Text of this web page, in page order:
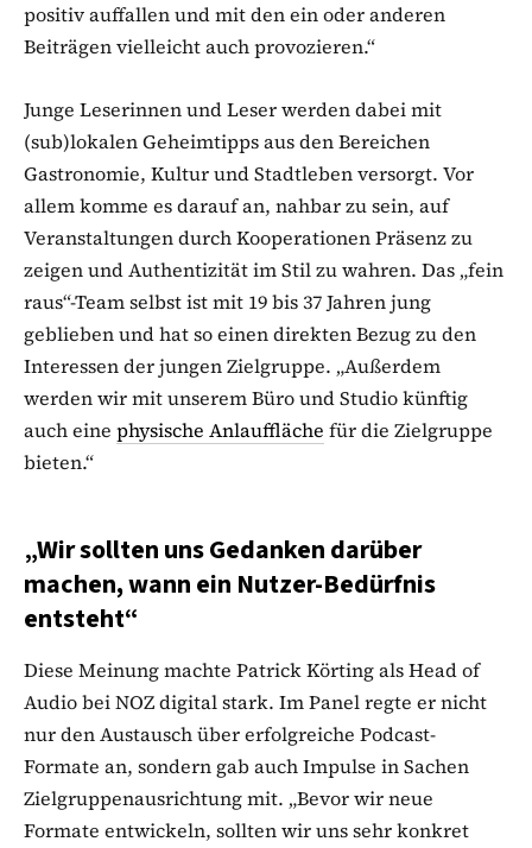
positiv auffallen und mit den ein oder anderen
Beiträgen vielleicht auch provozieren.“
Junge Leserinnen und Leser werden dabei mit
(sub)lokalen Geheimtipps aus den Bereichen
Gastronomie, Kultur und Stadtleben versorgt. Vor
allem komme es darauf an, nahbar zu sein, auf
Veranstaltungen durch Kooperationen Präsenz zu
zeigen und Authentizität im Stil zu wahren. Das „fein
raus“-Team selbst ist mit 19 bis 37 Jahren jung
geblieben und hat so einen direkten Bezug zu den
Interessen der jungen Zielgruppe. „Außerdem
werden wir mit unserem Büro und Studio künftig
auch eine physische Anlauffläche für die Zielgruppe
bieten.“
„Wir sollten uns Gedanken darüber
machen, wann ein Nutzer-Bedürfnis
entsteht“
Diese Meinung machte Patrick Körting als Head of
Audio bei NOZ digital stark. Im Panel regte er nicht
nur den Austausch über erfolgreiche Podcast-
Formate an, sondern gab auch Impulse in Sachen
Zielgruppenausrichtung mit. „Bevor wir neue
Formate entwickeln, sollten wir uns sehr konkret